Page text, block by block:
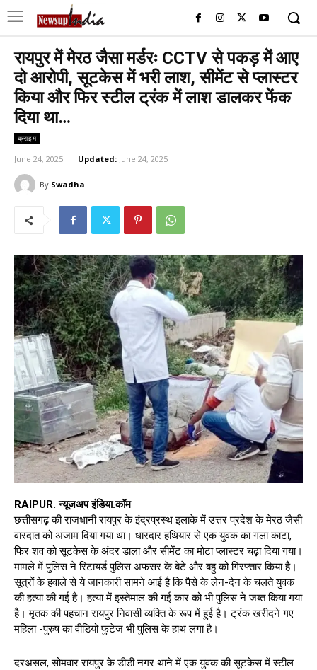
रायपुर में मेरठ जैसा मर्डरः CCTV से पकड़ में आए
दो आरोपी, सूटकेस में भरी लाश, सीमेंट से प्लास्टर
किया और फिर स्टील ट्रंक में लाश डालकर फेंक
दिया था…
क्राइम
June 24, 2025 Updated: June 24, 2025
By Swadha
RAIPUR. न्यूजअप इंडिया.कॉम
छत्तीसगढ़ की राजधानी रायपुर के इंद्रप्रस्थ इलाके में उत्तर प्रदेश के मेरठ जैसी
वारदात को अंजाम दिया गया था। धारदार हथियार से एक युवक का गला काटा,
फिर शव को सूटकेस के अंदर डाला और सीमेंट का मोटा प्लास्टर चढ़ा दिया गया।
मामले में पुलिस ने रिटायर्ड पुलिस अफसर के बेटे और बहु को गिरफ्तार किया है।
सूत्रों के हवाले से ये जानकारी सामने आई है कि पैसे के लेन-देन के चलते युवक
की हत्या की गई है। हत्या में इस्तेमाल की गई कार को भी पुलिस ने जब्त किया गया
है। मृतक की पहचान रायपुर निवासी व्यक्ति के रूप में हुई है। ट्रंक खरीदने गए
महिला -पुरुष का वीडियो फुटेज भी पुलिस के हाथ लगा है।
दरअसल, सोमवार रायपुर के डीडी नगर थाने में एक युवक की सूटकेस में स्टील